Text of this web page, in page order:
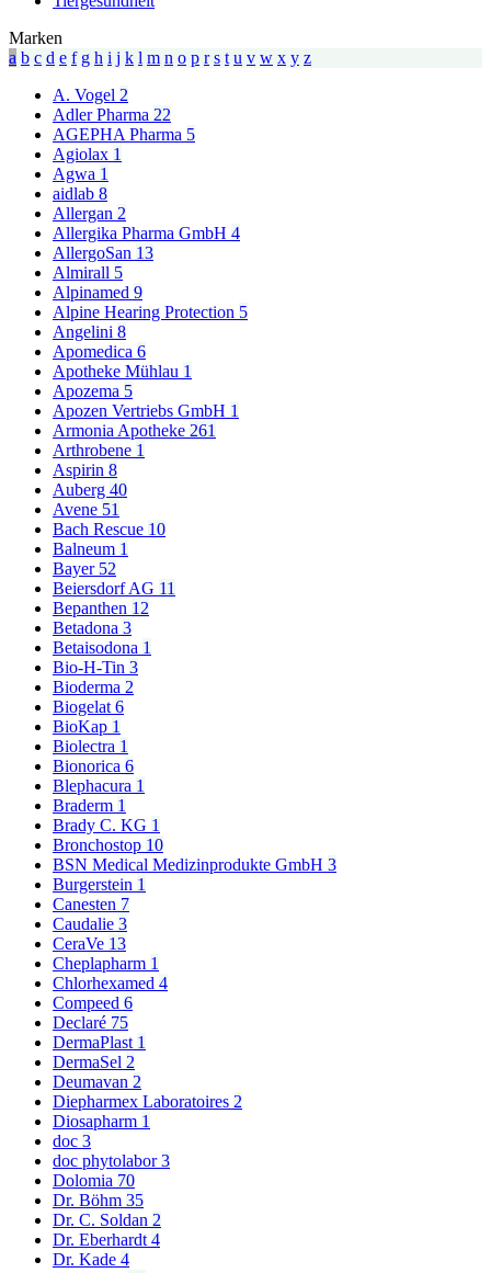
Marken
a b c d e f g h i j k l m n o p r s t u v w x y z
A. Vogel 2
Adler Pharma 22
AGEPHA Pharma 5
Agiolax 1
Agwa 1
aidlab 8
Allergan 2
Allergika Pharma GmbH 4
AllergoSan 13
Almirall 5
Alpinamed 9
Alpine Hearing Protection 5
Angelini 8
Apomedica 6
Apotheke Mühlau 1
Apozema 5
Apozen Vertriebs GmbH 1
Armonia Apotheke 261
Arthrobene 1
Aspirin 8
Auberg 40
Avene 51
Bach Rescue 10
Balneum 1
Bayer 52
Beiersdorf AG 11
Bepanthen 12
Betadona 3
Betaisodona 1
Bio-H-Tin 3
Bioderma 2
Biogelat 6
BioKap 1
Biolectra 1
Bionorica 6
Blephacura 1
Braderm 1
Brady C. KG 1
Bronchostop 10
BSN Medical Medizinprodukte GmbH 3
Burgerstein 1
Canesten 7
Caudalie 3
CeraVe 13
Cheplapharm 1
Chlorhexamed 4
Compeed 6
Declaré 75
DermaPlast 1
DermaSel 2
Deumavan 2
Diepharmex Laboratoires 2
Diosapharm 1
doc 3
doc phytolabor3
Dolomia 70
Dr. Böhm 35
Dr. C. Soldan 2
Dr. Eberhardt 4
Dr. Kade 4